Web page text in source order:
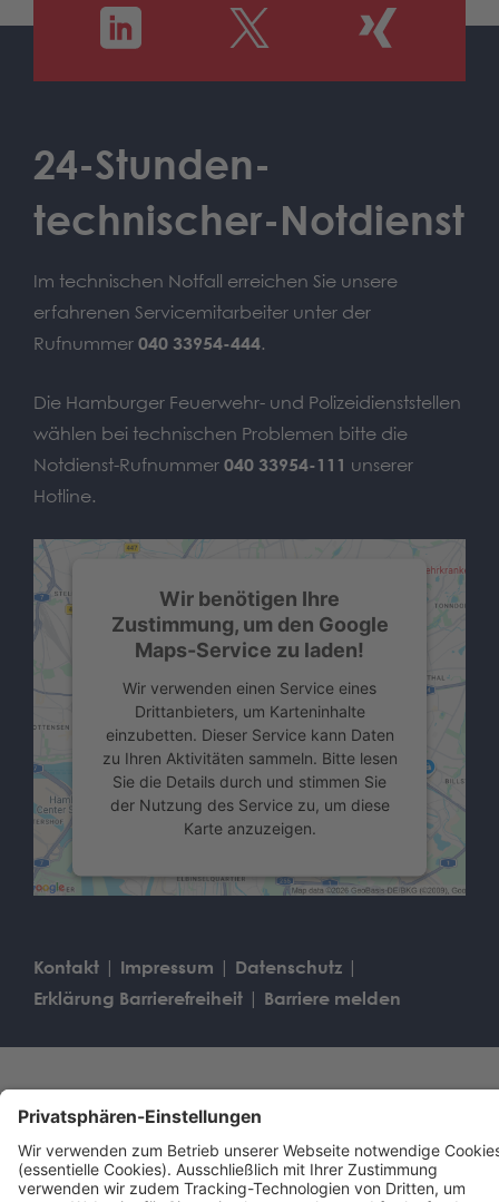
24-Stunden-
technischer-Notdienst
Im technischen Notfall erreichen Sie unsere
erfahrenen Servicemitarbeiter unter der
Rufnummer 040 33954-444.
Die Hamburger Feuerwehr- und Polizeidienststellen
wählen bei technischen Problemen bitte die
Notdienst-Rufnummer 040 33954-111 unserer
Hotline.
Wir benötigen Ihre
Zustimmung, um den Google
Maps-Service zu laden!
Wir verwenden einen Service eines
Drittanbieters, um Karteninhalte
einzubetten. Dieser Service kann Daten
zu Ihren Aktivitäten sammeln. Bitte lesen
Sie die Details durch und stimmen Sie
der Nutzung des Service zu, um diese
Karte anzuzeigen.
Mehr Informationen
powered byUsercentrics Consent
Kontakt Impressum
Datenschutz
Erklärung Barrierefreiheit
Barriere melden